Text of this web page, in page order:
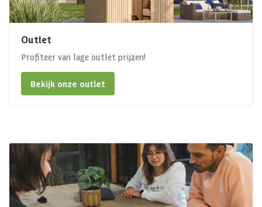
Outlet
Profiteer van lage outlet prijzen!
Bekijk onze outlet